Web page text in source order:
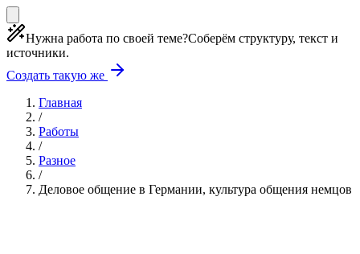
Нужна работа по своей теме?Соберём структуру, текст и
источники.
Создать такую же
Главная
/
Работы
/
Разное
/
Деловое общение в Германии, культура общения немцов